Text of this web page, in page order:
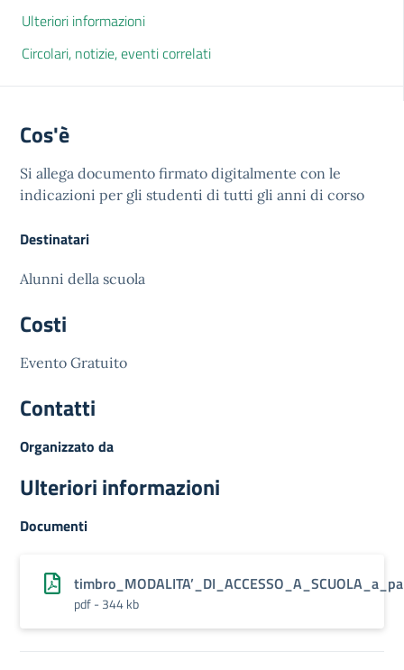
Ulteriori informazioni
Circolari, notizie, eventi correlati
Cos'è
Si allega documento firmato digitalmente con le
indicazioni per gli studenti di tutti gli anni di corso
Destinatari
Alunni della scuola
Costi
Evento Gratuito
Contatti
Organizzato da
Ulteriori informazioni
Documenti
pdf - 344 kb